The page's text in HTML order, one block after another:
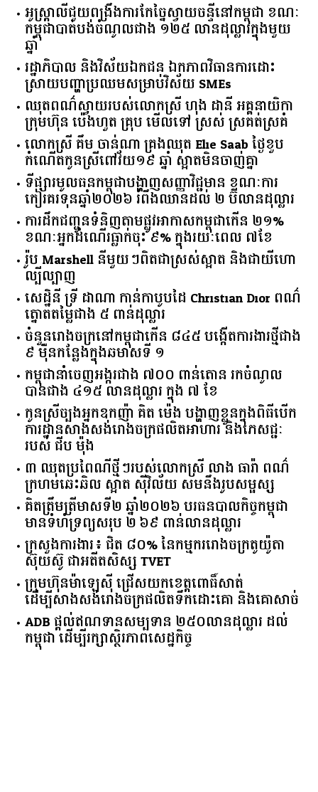
អូស្ត្រាលី​ជួយ​ពង្រឹង​ការ​កែច្នៃ​ស្វាយចន្ទី​នៅ​កម្ពុជា​ ​ខណៈ​
កម្ពុជា​បាត់បង់​ចំណូល​ជាង​ ​១២៥​ ​លាន​ដុល្លារ​ក្នុង​មួយ​
ឆ្នាំ​
រដ្ឋាភិបាល​ ​និង​វិស័យ​ឯកជន ​ឯកភាព​វិធានការ​ដោះ
ស្រាយ​បញ្ហា​ប្រឈម​​សម្រាប់​វិស័យ​ ​SMEs​
ឈុតពណ៌ស្វាយរបស់លោកស្រី ហុង ដានី អគ្គ​នាយិកា​
ក្រុមហ៊ុន ប៉េងហួត គ្រុប មើលទៅ ស្រស់ ស្រគត់ស្រគំ
លោកស្រី គឹម ចាន់ណា គ្រងឈុត Elie Saab ថ្ងៃខួប
កំណើតកូនស្រីពៅវ័យ១៩ ឆ្នាំ ស្អាតមិនចាញ់គ្នា
ទីផ្សារ​មូលធន​កម្ពុជា​បង្ហាញ​សញ្ញា​វិជ្ជមាន​ ​ខណៈ​ការ​
កៀរគរ​ទុន​ឆ្នាំ​២០២៦​ ​រំពឹង​ឈានដល់​ ​២​ ​ប៊ីលាន​ដុល្លារ​
ការដឹកជញ្ជូនទំនិញតាមផ្លូវអាកាសកម្ពុជាកើន ២១%
ខណៈអ្នកដំណើរធ្លាក់ចុះ ៩% ក្នុងរយៈពេល ៧ខែ
រ៉ូប Marshell នីមួយៗពិតជាស្រស់ស្អាត និងជាយីហោ
ល្បីល្បាញ
សេដ្ឋិនី ទ្រី ដាណា កាន់កាបូបដៃ Christian Dior ពណ៌
ត្នោតតម្លៃជាង ៥ ពាន់ដុល្លារ
ចំនួន​រោងចក្រ​នៅ​កម្ពុជា​កើន​ ​៨៤៥​ ​បង្កើត​ការងារ​ថ្មី​ជាង​
​៩​ ​ម៉ឺន​កន្លែង​ក្នុង​ឆមាស​ទី ​១​
កម្ពុជានាំចេញអង្ករជាង ៧០០ ពាន់តោន រកចំណូល
បានជាង ៤១៥ លានដុល្លារ ក្នុង ៧ ខែ
កូនស្រីច្បងអ្នកឧកញ៉ា គិត ម៉េង បង្ហាញខ្លួនក្នុងពិធីបើក
ការដ្ឋានសាងសង់រោងចក្រផលិតអាហារ និងភេសជ្ជៈ
របស់ ជីប ម៉ុង
៣ ឈុតប្រពៃណីថ្មីៗរបស់លោកស្រី លាង ធារ៉ា ពណ៌
ក្រហមឆេះឆិល ស្អាត ​ស៊ីវិល័យ សមនឹងរូបសម្ផស្ស
គិត​ត្រឹមត្រីមាស​ទី​២​ ​ឆ្នាំ​២០២៦​ បរធន​បាលកិច្ច​កម្ពុជា​ ​
មាន​ទំហំ​ទ្រព្យ​សរុប​ ​២.៦៩​ ​ពាន់លាន​ដុល្លារ​
ក្រសួង​ការងារ​៖ ​ជិត​ ​៨០​% ​នៃ​កម្មករ​រោងចក្រ​តូយ៉ូតា ​
ស៊ុយ​ស៊ូ ​ជា​អតីត​សិស្ស​ ​TVET​
ក្រុមហ៊ុន​ម៉ាឡេស៊ី ជ្រើសយកខេត្ដពោធិ៍សាត់
ដើម្បីសាងសង់រោងចក្រផលិតទឹកដោះគោ និងគោសាច់
ADB ផ្តល់ឥណទានសម្បទាន ២៥០លានដុល្លារ ដល់
កម្ពុជា ដើម្បីរក្សាស្ថិរភាពសេដ្ឋកិច្ច